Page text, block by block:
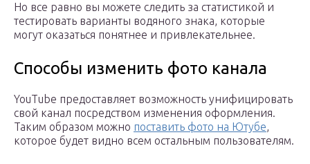
Но все равно вы можете следить за статистикой и
тестировать варианты водяного знака, которые
могут оказаться понятнее и привлекательнее.
Способы изменить фото канала
YouTube предоставляет возможность унифицировать
свой канал посредством изменения оформления.
Таким образом можно поставить фото на Ютубе,
которое будет видно всем остальным пользователям.